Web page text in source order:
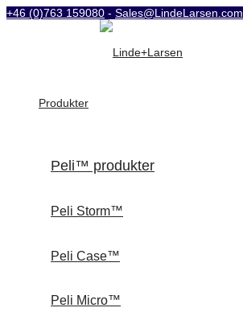
+46 (0)763 159080 - Sales@LindeLarsen.com
Produkter
Peli™ produkter
Peli Storm™
Peli Case™
Peli Micro™